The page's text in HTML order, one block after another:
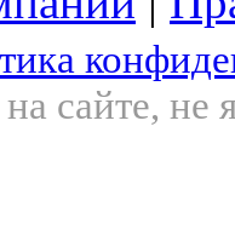
сайте, не